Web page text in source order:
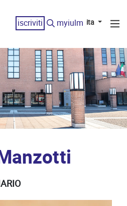
iscriviti myiulm ita